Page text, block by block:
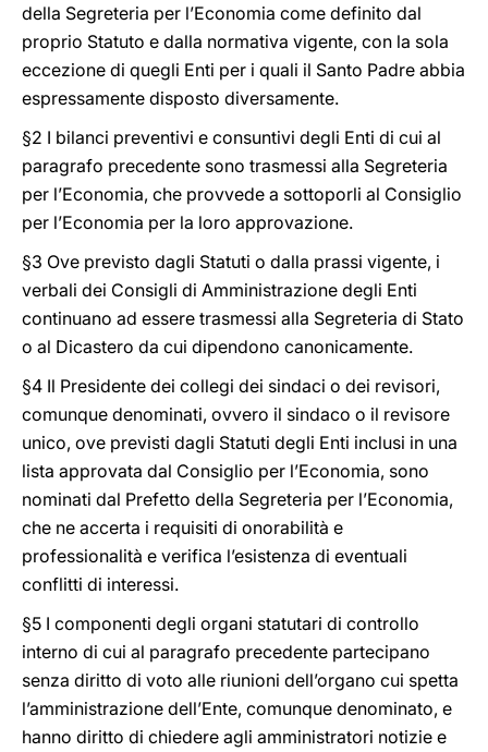
della Segreteria per l’Economia come definito dal
proprio Statuto e dalla normativa vigente, con la sola
eccezione di quegli Enti per i quali il Santo Padre abbia
espressamente disposto diversamente.
§2 I bilanci preventivi e consuntivi degli Enti di cui al
paragrafo precedente sono trasmessi alla Segreteria
per l’Economia, che provvede a sottoporli al Consiglio
per l’Economia per la loro approvazione.
§3 Ove previsto dagli Statuti o dalla prassi vigente, i
verbali dei Consigli di Amministrazione degli Enti
continuano ad essere trasmessi alla Segreteria di Stato
o al Dicastero da cui dipendono canonicamente.
§4 Il Presidente dei collegi dei sindaci o dei revisori,
comunque denominati, ovvero il sindaco o il revisore
unico, ove previsti dagli Statuti degli Enti inclusi in una
lista approvata dal Consiglio per l’Economia, sono
nominati dal Prefetto della Segreteria per l’Economia,
che ne accerta i requisiti di onorabilità e
professionalità e verifica l’esistenza di eventuali
conflitti di interessi.
§5 I componenti degli organi statutari di controllo
interno di cui al paragrafo precedente partecipano
senza diritto di voto alle riunioni dell’organo cui spetta
l’amministrazione dell’Ente, comunque denominato, e
hanno diritto di chiedere agli amministratori notizie e